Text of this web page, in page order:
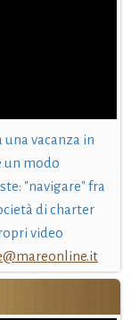
vacanza in
un modo
"navigare" fra
di charter
video